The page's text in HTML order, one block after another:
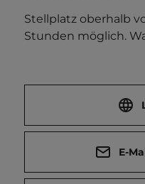
Stellplatz oberhalb
Stunden möglich.
E-